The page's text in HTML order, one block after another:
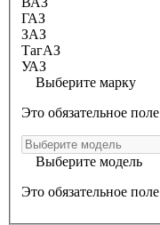
ГАЗ
ЗАЗ
ТагАЗ
УАЗ
Выберите марку
Это обязательное поле
Выберите модель
Это обязательное поле